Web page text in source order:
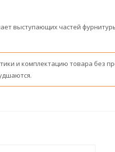
выступающих частей
и комплектацию товара без